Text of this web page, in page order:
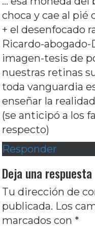
choca y cae al
+ el desenfocado
Ricardo-
imagen-tesis de
nuestras retinas
toda vanguardia
enseñar la
(se anticipó a los
respecto)
Responder
Deja una respuesta
Tu dirección de
publicada. Los
marcados con *